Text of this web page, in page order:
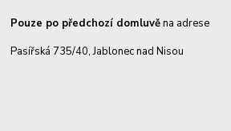
Pouze po předchozí domluvěna adrese
Pasířská 735/40, Jablonec nad Nisou